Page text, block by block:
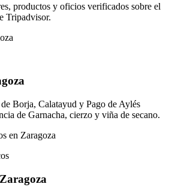
productos y oficios verificados sobre el
Tripadvisor.
Borja, Calatayud y Pago de Aylés
de Garnacha, cierzo y viña de secano.